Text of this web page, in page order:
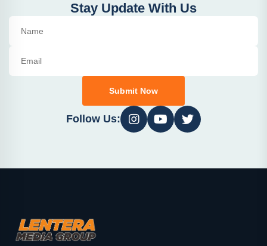
Stay Update With Us
Submit Now
Follow Us: